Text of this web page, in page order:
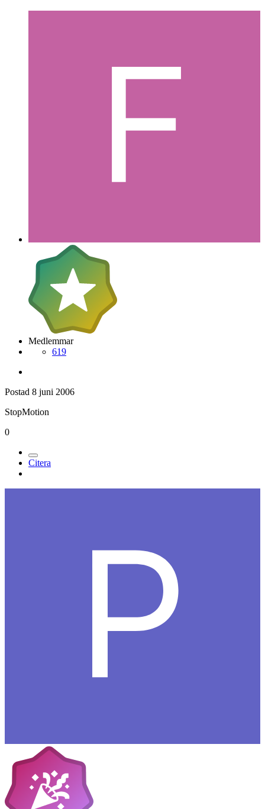
Medlemmar
619
Postad 8 juni 2006
StopMotion
0
Citera